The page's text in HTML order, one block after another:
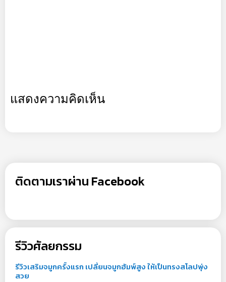
แสดงความคิดเห็น
ติดตามเราผ่าน Facebook
รีวิวศัลยกรรม
รีวิวเสริมจมูกครั้งแรก เปลี่ยนจมูกฮัมพ์สูง ให้เป็นทรงสโลปพุ่ง
สวย